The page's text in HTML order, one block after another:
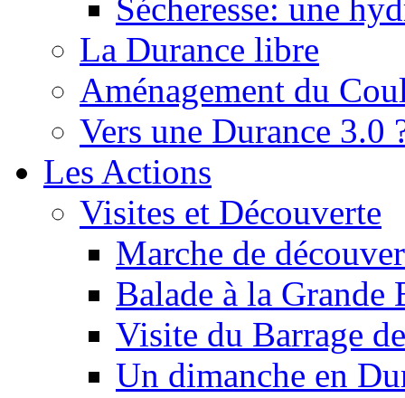
Sécheresse: une
La Durance libre
Aménagement du
Vers une Durance 3.0
Les Actions
Visites et Découverte
Marche de
Balade à la Grande
Visite du Barrage
Un dimanche en